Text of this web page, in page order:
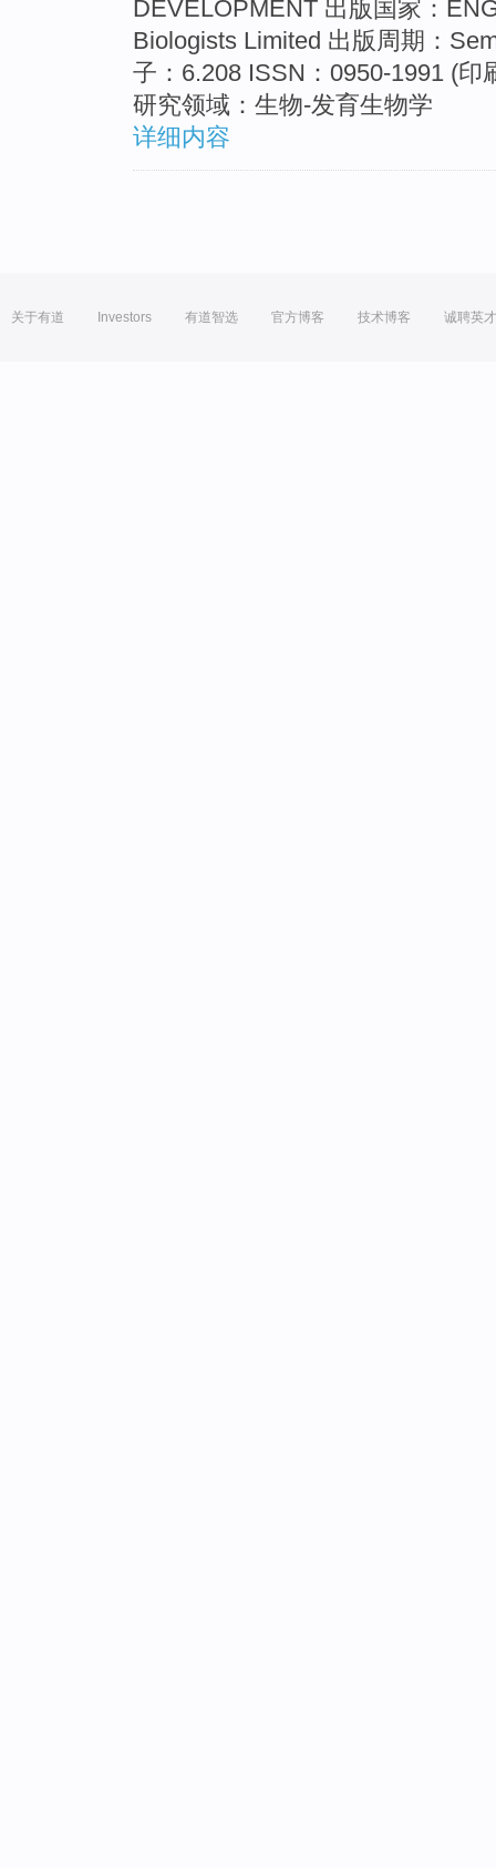
DEVELOPMENT 出版国家：
Biologists Limited 出版周期：
子：6.208 ISSN：0950-1991 (
研究领域：生物-发育生物学
详细内容
关于有道 Investors 有道智选 官方博客 技术博客 诚聘英才